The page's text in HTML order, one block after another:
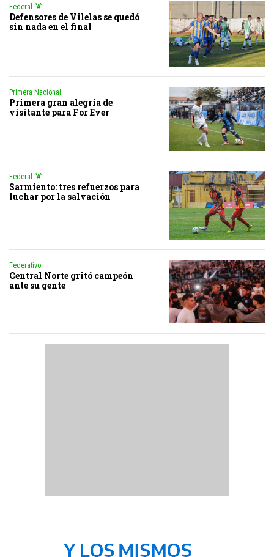
Federal “A”
Defensores de Vilelas se quedó
sin nada en el final
Primera Nacional
Primera gran alegría de
visitante para For Ever
Federal “A”
Sarmiento: tres refuerzos para
luchar por la salvación
Federativo
Central Norte gritó campeón
ante su gente